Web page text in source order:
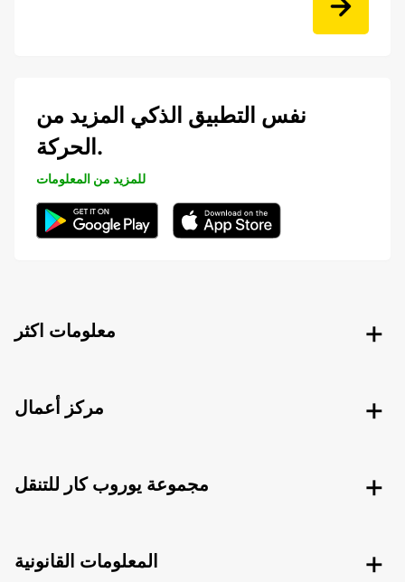
نفس التطبيق الذكي المزيد من
الحركة.
للمزيد من المعلومات
معلومات اكثر
مركز أعمال
مجموعة يوروب كار للتنقل
المعلومات القانونية